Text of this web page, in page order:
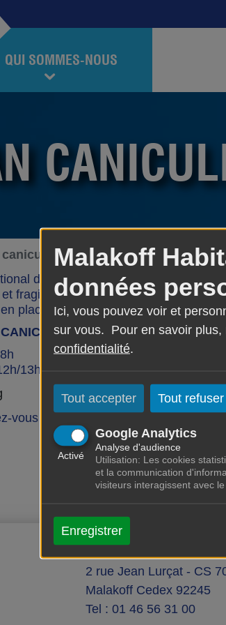
Malakoff
données
Ici, vous pouvez voir et
sur vous. Pour en savoir plus,
confidentialité.
Tout accepter Tout refuser
Google Analytics
Activé
Analyse d'audience
Utilisation: Les cookies
et la communication
visiteurs interagissent avec le
Enregistrer
QUI SOMMES-NOUS
2020
de prévention canicule est
fragiles.
place un numéro unique pour
MALAKOFF 01.47.46.77.89
13h30-17h
vous sur le
2 rue Jean Lurçat - CS
Malakoff Cedex 92245
Tel : 01 46 56 31 00